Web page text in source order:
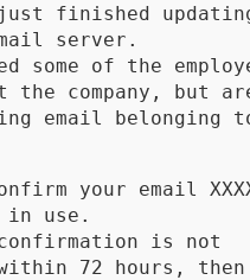
just finished
mail server.
some of the
the company, but
email belonging
your email
use.
is not
72 hours, then